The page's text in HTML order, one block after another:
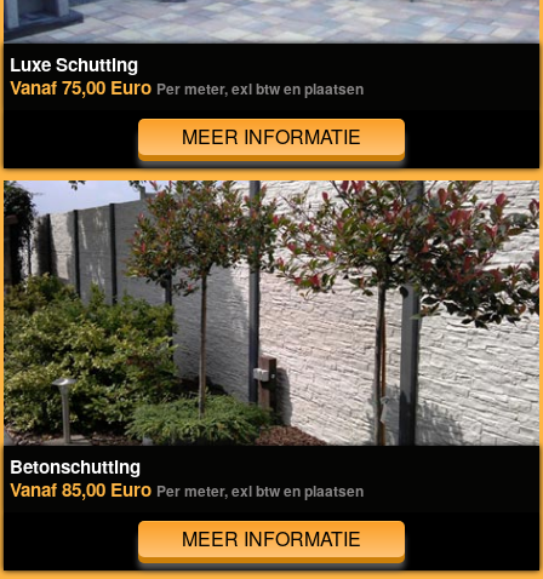
Luxe Schutting
Vanaf 75,00 Euro Per meter, exl btw en plaatsen
MEER INFORMATIE
Betonschutting
Vanaf 85,00 Euro Per meter, exl btw en plaatsen
MEER INFORMATIE